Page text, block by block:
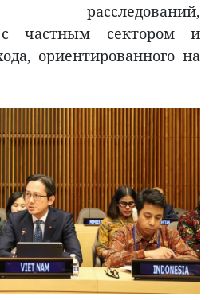
расследований,
с частным сектором и
ориентированного на